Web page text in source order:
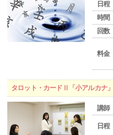
日程
時間
回数
料金
タロット・カードⅡ「小アルカナ
講師
日程